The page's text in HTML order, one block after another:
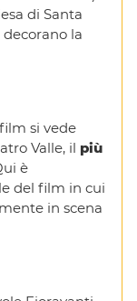
di Santa
la
si vede
Valle, il più
è
del film in cui
in scena